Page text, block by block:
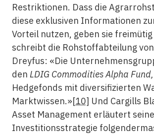
Restriktionen. Dass die
diese exklusiven Informationen
Vorteil nutzen, geben sie freimütig
schreibt die Rohstoffabteilung
Dreyfus: «Die
den LDIG Commodities Alpha Fund,
Hedgefonds mit diversifizierten
Marktwissen.»[10] Und Cargills
Asset Management erläutert seine
Investitionsstrategie